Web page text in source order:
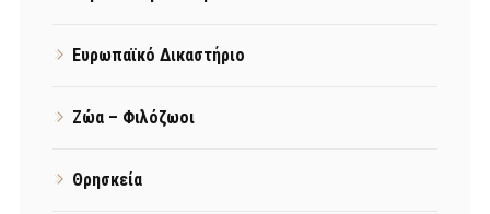
Ευρωπαϊκό Δικαστήριο
Ζώα – Φιλόζωοι
Θρησκεία